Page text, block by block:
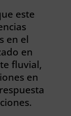
este
en el
en
fluvial,
en